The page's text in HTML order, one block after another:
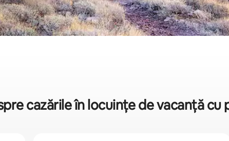
cazările în locuințe de vacanță cu